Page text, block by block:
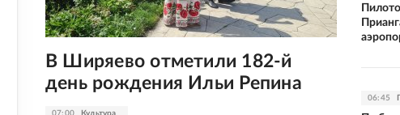
07:00 Культура
В Ширяево отметили 182-й
день рождения Ильи Репина
06:45